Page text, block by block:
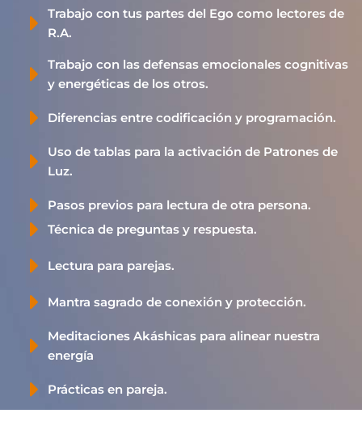
Trabajo con tus partes del Ego como lectores de
R.A.
Trabajo con las defensas emocionales cognitivas
y energéticas de los otros.
Diferencias entre codificación y programación.
Uso de tablas para la activación de Patrones de
Luz.
Pasos previos para lectura de otra persona.
Técnica de preguntas y respuesta.
Lectura para parejas.
Mantra sagrado de conexión y protección.
Meditaciones Akáshicas para alinear nuestra
energía
Prácticas en pareja.